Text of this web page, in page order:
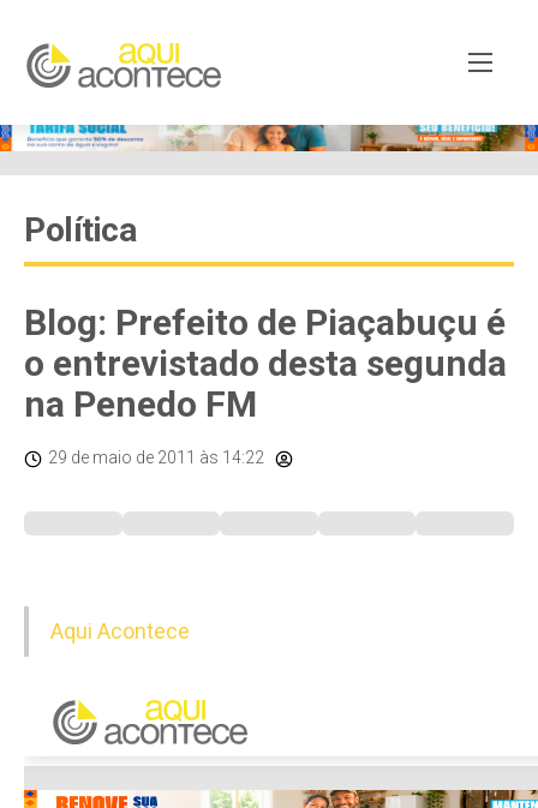
Política
Blog: Prefeito de Piaçabuçu é
o entrevistado desta segunda
na Penedo FM
29 de maio de 2011 às 14:22
Aqui Acontece